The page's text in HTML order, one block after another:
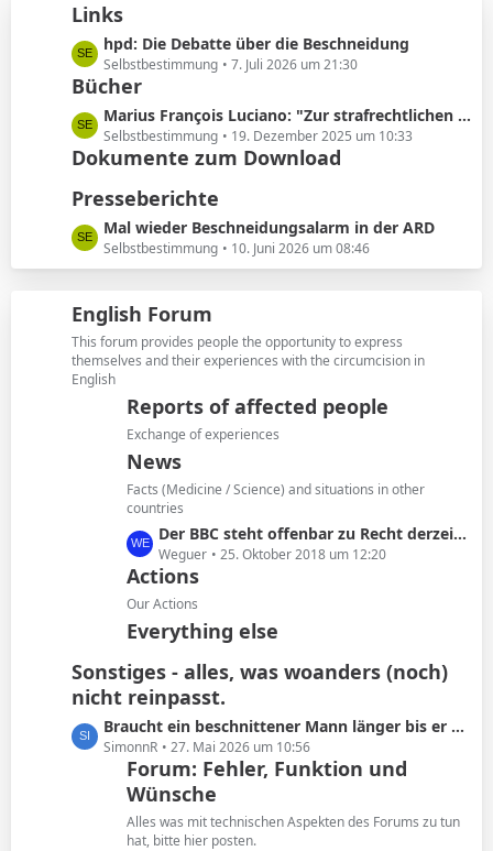
e
e
i
t
r
ä
g
e
Links
L
e
t
z
t
e
e
t
r
g
hpd: Die Debatte über die Beschneidung
Selbstbestimmung 7. Juli 2026 um 21:30
Bücher
L
e
t
t
e
B
e
t
r
ä
g
Marius François Luciano: "Zur strafrechtlichen Einordnung medizinisch nicht indizierter Eingriffe in die Körpersubstanz von Kindern"
Selbstbestimmung 19. Dezember 2025 um 10:33
Dokumente zum Download
Presseberichte
L
e
t
t
e
B
e
Mal wieder Beschneidungsalarm in der ARD
Selbstbestimmung 10. Juni 2026 um 08:46
English Forum
This forum provides people the opportunity to express
themselves and their experiences with the circumcision in
English
Reports of affected people
Exchange of experiences
News
Facts (Medicine / Science) and situations in other
countries
L
e
t
z
t
e
B
e
i
t
r
ä
g
e
Der BBC steht offenbar zu Recht derzeit in der Kritik
Weguer 25. Oktober 2018 um 12:20
Actions
Our Actions
Everything else
Sonstiges - alles, was woanders (noch)
nicht reinpasst.
L
e
Braucht ein beschnittener Mann länger bis er kommt oder ist das Schwachsinn?
SimonnR 27. Mai 2026 um 10:56
Forum: Fehler, Funktion und
Wünsche
Alles was mit technischen Aspekten des Forums zu tun
hat, bitte hier posten.